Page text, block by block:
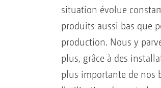
situation évolue
produits aussi bas que
production. Nous y
plus, grâce à des
plus importante de nos